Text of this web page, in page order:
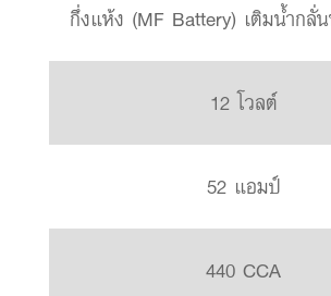
กึ่งแห้ง (MF Battery) เติมน้ำกลั่
12 โวลต์
52 แอมป์
440 CCA